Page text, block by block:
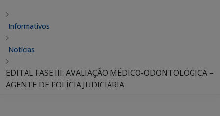
Informativos
Notícias
EDITAL FASE III: AVALIAÇÃO MÉDICO-ODONTOLÓGICA –
AGENTE DE POLÍCIA JUDICIÁRIA